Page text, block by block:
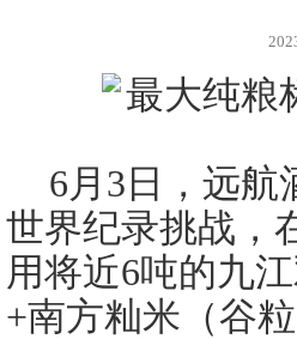
6月3日，远航
世界纪录挑战，
用将近6吨的九
+南方籼米（谷